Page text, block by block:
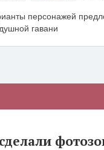
персонажей
гавани
закупок